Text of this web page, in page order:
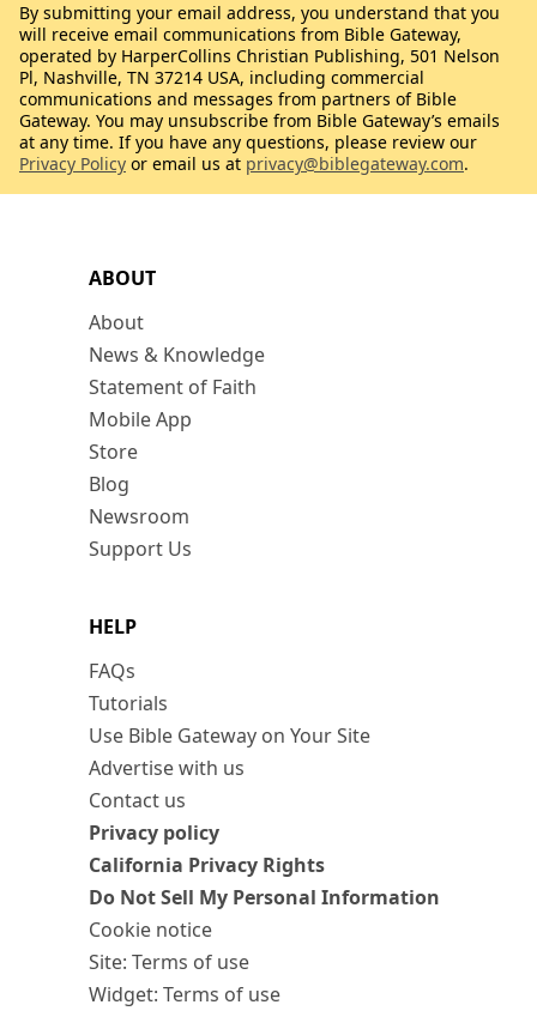
ABOUT
About
News & Knowledge
Statement of Faith
Mobile App
Store
Blog
Newsroom
Support Us
HELP
FAQs
Tutorials
Use Bible Gateway on Your Site
Advertise with us
Contact us
Privacy policy
California Privacy Rights
Do Not Sell My Personal Information
Cookie notice
Site: Terms of use
Widget: Terms of use
By submitting your email address, you understand that you
will receive email communications from Bible Gateway,
operated by HarperCollins Christian Publishing, 501 Nelson
Pl, Nashville, TN 37214 USA, including commercial
communications and messages from partners of Bible
Gateway. You may unsubscribe from Bible Gateway’s emails
at any time. If you have any questions, please review our
Privacy Policy or email us at privacy@biblegateway.com.